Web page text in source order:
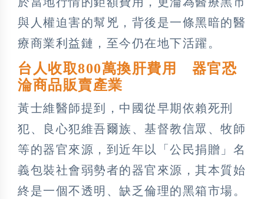
與人權迫害的幫兇，背後是一條黑暗的醫
療商業利益鏈，至今仍在地下活躍。
台人收取800萬換肝費用 器官恐
淪商品販賣產業
黃士維醫師提到，中國從早期依賴死刑
犯、良心犯維吾爾族、基督教信眾、牧師
等的器官來源，到近年以「公民捐贈」名
義包裝社會弱勢者的器官來源，其本質始
終是一個不透明、缺乏倫理的黑箱市場。